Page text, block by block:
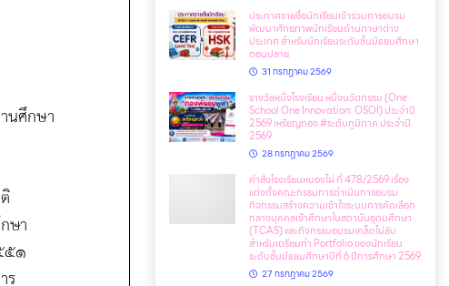
ประกาศรายชื่อนักเรียนเข้าร่วมการอบรม
พัฒนาศักยภาพนักเรียนด้านภาษาต่าง
ประเทศ สำหรับนักเรียนระดับชั้นมัธยมศึกษา
ตอนปลาย
31 กรกฎาคม 2569
รางวัลหนึ่งโรงเรียน หนึ่งนวัตกรรม (One
School One Innovation: OSOI) ประจำปี
2569 เหรียญทอง #ระดับภูมิภาค ประจำปี
2569
28 กรกฎาคม 2569
คำสั่งโรงเรียนหนองไผ่ ที่ 478/2569 เรื่อง
แต่งตั้งคณะกรรมการดำเนินการอบรม
กิจกรรมสร้างความเข้าใจระบบการคัดเลือก
กลางบุคคลเข้าศึกษาในสถาบันอุดมศึกษา
(TCAS) และกิจกรรมอบรมเคล็ดไม่ลับ
สำหรับเตรียมทำ Portfolio ของนักเรียน
ระดับชั้นมัธยมศึกษาปีที่ 6 ปีการศึกษา 2569
27 กรกฎาคม 2569